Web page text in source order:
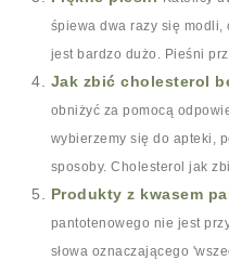
śpiewa dwa razy się modli,
jest bardzo dużo. Pieśni
Jak zbić cholesterol
obniżyć za pomocą
wybierzemy się do apteki,
sposoby. Cholesterol jak
Produkty z kwasem
pantotenowego nie jest
słowa oznaczającego